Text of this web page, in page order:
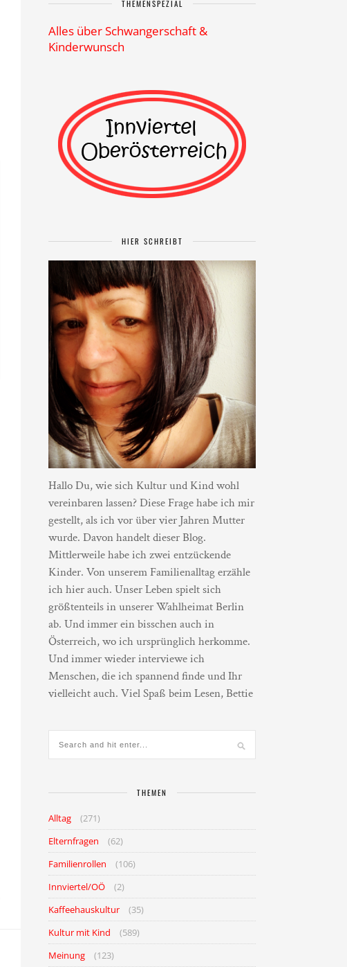
THEMENSPEZIAL
Alles über Schwangerschaft &
Kinderwunsch
HIER SCHREIBT
Hallo Du, wie sich Kultur und Kind wohl
vereinbaren lassen? Diese Frage habe ich mir
gestellt, als ich vor über vier Jahren Mutter
wurde. Davon handelt dieser Blog.
Mittlerweile habe ich zwei entzückende
Kinder. Von unserem Familienalltag erzähle
ich hier auch. Unser Leben spielt sich
größtenteils in unserer Wahlheimat Berlin
ab. Und immer ein bisschen auch in
Österreich, wo ich ursprünglich herkomme.
Und immer wieder interviewe ich
Menschen, die ich spannend finde und Ihr
vielleicht auch. Viel Spaß beim Lesen, Bettie
THEMEN
Alltag
(271)
Elternfragen
(62)
Familienrollen
(106)
Innviertel/OÖ
(2)
Kaffeehauskultur
(35)
Kultur mit Kind
(589)
Meinung
(123)